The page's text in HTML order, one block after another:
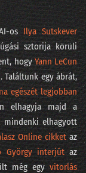
262 - Lehet, hogy mégsem mennek csődbe a frontlaborok?
el
258 - Iparági vezetők az AI Hungary konferencián
os
Ilya Sutskever
sztorija körüli
hogy⁠Yann LeCun
egy ábrát,
egészét legjobban
elhagyja majd a
mindenki elhagyott
Online cikket⁠ az
György interjút⁠az
még egy
vitorlás